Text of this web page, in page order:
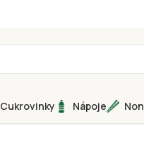
Cukrovinky Nápoje